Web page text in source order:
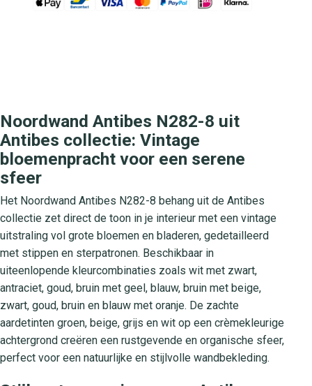
Noordwand Antibes N282-8 uit
Antibes collectie: Vintage
bloemenpracht voor een serene
sfeer
Het Noordwand Antibes N282-8 behang uit de Antibes
collectie zet direct de toon in je interieur met een vintage
uitstraling vol grote bloemen en bladeren, gedetailleerd
met stippen en sterpatronen. Beschikbaar in
uiteenlopende kleurcombinaties zoals wit met zwart,
antraciet, goud, bruin met geel, blauw, bruin met beige,
zwart, goud, bruin en blauw met oranje. De zachte
aardetinten groen, beige, grijs en wit op een crèmekleurige
achtergrond creëren een rustgevende en organische sfeer,
perfect voor een natuurlijke en stijlvolle wandbekleding.